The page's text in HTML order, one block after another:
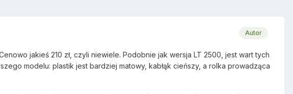
Autor
jakieś 210 zł, czyli niewiele. Podobnie jak wersja LT 2500, jest wart tych
modelu: plastik jest bardziej matowy, kabłąk cieńszy, a rolka prowadząca